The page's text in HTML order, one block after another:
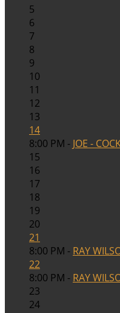
5
6
7
8
9
10
11
12
13
14
8:00 PM - JOE -
15
16
17
18
19
20
21
8:00 PM - RAY
22
8:00 PM - RAY
23
24